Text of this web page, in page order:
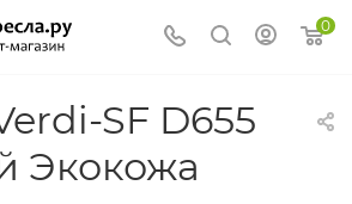
0
SF D655
Экокожа